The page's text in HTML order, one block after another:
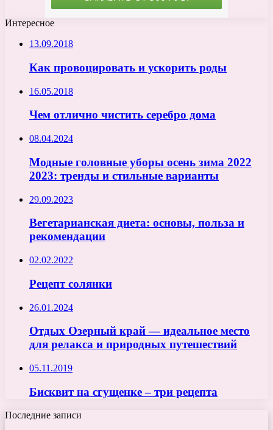
Интересное
13.09.2018
Как провоцировать и ускорить роды
16.05.2018
Чем отлично чистить серебро дома
08.04.2024
Модные головные уборы осень зима 2022
2023: тренды и стильные варианты
29.09.2023
Вегетарианская диета: основы, польза и
рекомендации
02.02.2022
Рецепт солянки
26.01.2024
Отдых Озерный край — идеальное место
для релакса и природных путешествий
05.11.2019
Бисквит на сгущенке – три рецепта
Последние записи